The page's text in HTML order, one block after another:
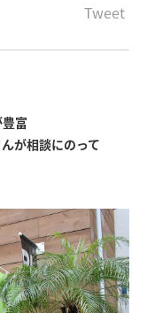
Tweet
富
が相談にのって